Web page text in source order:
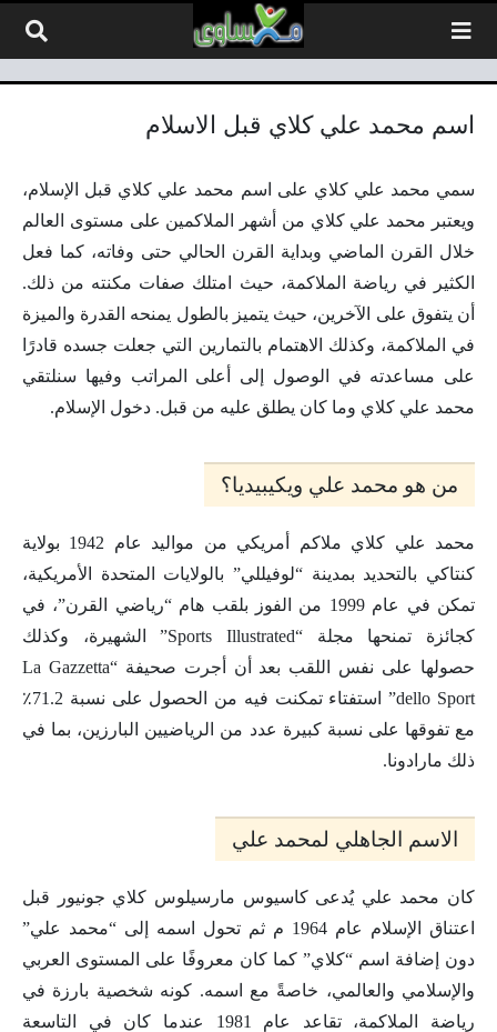
اسم محمد علي كلاي قبل الاسلام
سمي محمد علي كلاي على اسم محمد علي كلاي قبل الإسلام،
ويعتبر محمد علي كلاي من أشهر الملاكمين على مستوى العالم
خلال القرن الماضي وبداية القرن الحالي حتى وفاته، كما فعل
الكثير في رياضة الملاكمة، حيث امتلك صفات مكنته من ذلك.
أن يتفوق على الآخرين، حيث يتميز بالطول يمنحه القدرة والميزة
في الملاكمة، وكذلك الاهتمام بالتمارين التي جعلت جسده قادرًا
على مساعدته في الوصول إلى أعلى المراتب وفيها سنلتقي
محمد علي كلاي وما كان يطلق عليه من قبل. دخول الإسلام.
من هو محمد علي ويكيبيديا؟
محمد علي كلاي ملاكم أمريكي من مواليد عام 1942 بولاية
كنتاكي بالتحديد بمدينة “لوفيللي” بالولايات المتحدة الأمريكية،
تمكن في عام 1999 من الفوز بلقب هام “رياضي القرن”، في
كجائزة تمنحها مجلة “Sports Illustrated” الشهيرة، وكذلك
حصولها على نفس اللقب بعد أن أجرت صحيفة “La Gazzetta
dello Sport” استفتاء تمكنت فيه من الحصول على نسبة 71.2٪
مع تفوقها على نسبة كبيرة عدد من الرياضيين البارزين، بما في
ذلك مارادونا.
الاسم الجاهلي لمحمد علي
كان محمد علي يُدعى كاسيوس مارسيلوس كلاي جونيور قبل
اعتناق الإسلام عام 1964 م ثم تحول اسمه إلى “محمد علي”
دون إضافة اسم “كلاي” كما كان معروفًا على المستوى العربي
والإسلامي والعالمي، خاصةً مع اسمه. كونه شخصية بارزة في
رياضة الملاكمة، تقاعد عام 1981 عندما كان في التاسعة